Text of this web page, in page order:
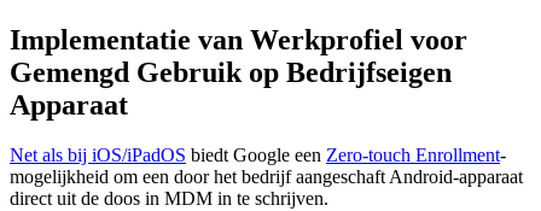
Implementatie van Werkprofiel voor
Gemengd Gebruik op Bedrijfseigen
Apparaat
Net als bij iOS/iPadOS biedt Google een Zero-touch Enrollment-
mogelijkheid om een door het bedrijf aangeschaft Android-apparaat
direct uit de doos in MDM in te schrijven.